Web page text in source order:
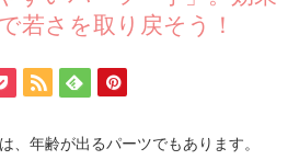
若さを取り戻そう！
、年齢が出るパーツでもあります。